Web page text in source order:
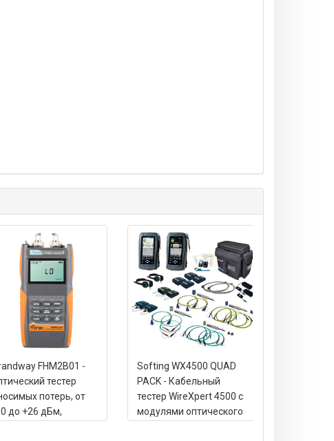
FHM2B01 -
тестер
потерь, от
до +26 дБм,
Softing WX4500 QUAD
PACK - Кабельный
тестер WireXpert 4500 с
модулями оптического